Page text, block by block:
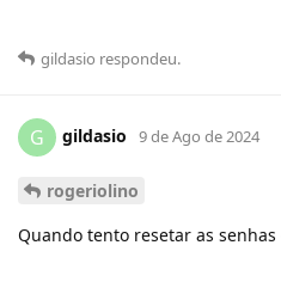
gildasio respondeu.
G gildasio 9 de Ago de 2024
rogeriolino
Quando tento resetar as senhas